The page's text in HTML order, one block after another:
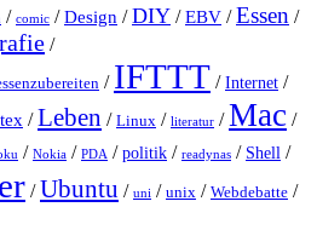
/ comic /Design /DIY /EBV /Essen /
/
/ IFTTT /Internet /
/Leben / Linux / literatur /Mac /
/ Nokia / PDA /politik / readynas / Shell /
/Ubuntu / uni / unix / Webdebatte /